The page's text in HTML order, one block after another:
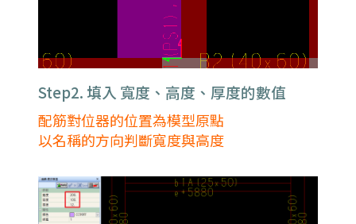
Step2. 填入 寬度、高度、厚度的數值
配筋對位器的位置為模型原點
以名稱的方向判斷寬度與高度